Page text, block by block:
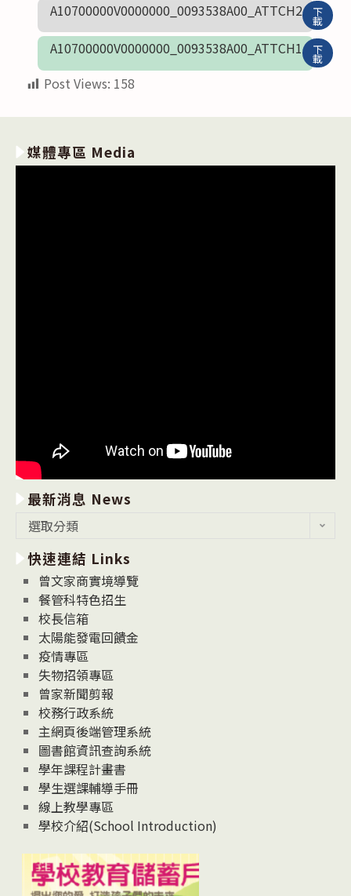
A10700000V0000000_0093538A00_ATTCH2
下
載
A10700000V0000000_0093538A00_ATTCH1 下
載
Post Views: 158
媒體專區 Media
最新消息 News
消
息
News
選取分類
快速連結 Links
曾文家商實境導覽
餐管科特色招生
校長信箱
太陽能發電回饋金
疫情專區
失物招領專區
曾家新聞剪報
校務行政系統
主網頁後端管理系統
圖書館資訊查詢系統
學年課程計畫書
學生選課輔導手冊
線上教學專區
學校介紹(School Introduction)